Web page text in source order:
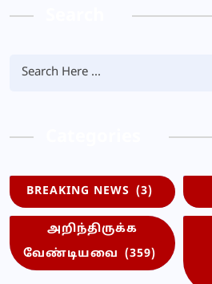
BREAKING NEWS (3)
அறிந்திருக்க
வேண்டியவை (359)